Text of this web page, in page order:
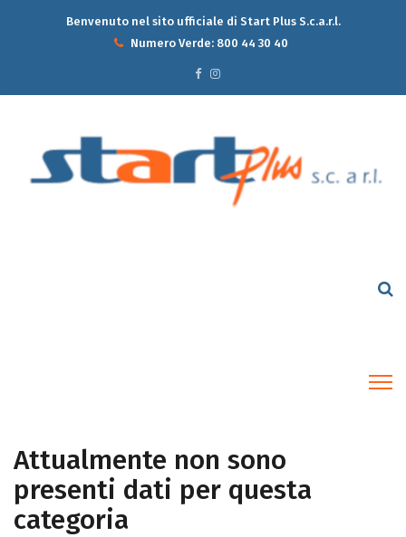
Benvenuto nel sito ufficiale di Start Plus S.c.a.r.l.
Numero Verde: 800 44 30 40
Attualmente non sono
presenti dati per questa
categoria